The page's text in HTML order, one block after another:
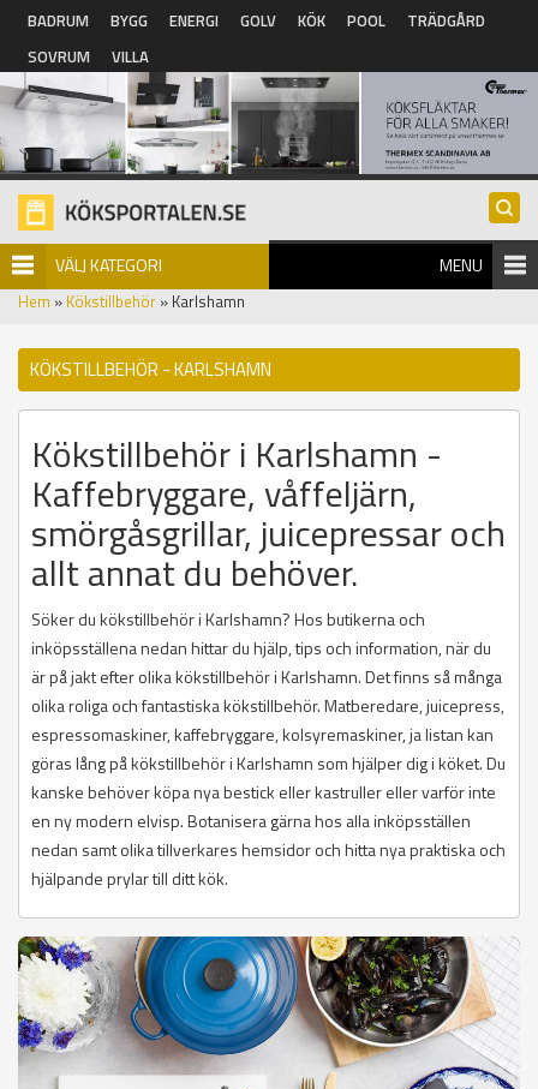
Hoppa till huvudinnehåll
BADRUM BYGG ENERGI GOLV KÖK POOL
TRÄDGÅRD
SOVRUM
VILLA
VÄLJ KATEGORI MENU
Hem » Kökstillbehör » Karlshamn
KÖKSTILLBEHÖR - KARLSHAMN
Kökstillbehör i Karlshamn -
Kaffebryggare, våffeljärn,
smörgåsgrillar, juicepressar och
allt annat du behöver.
Söker du kökstillbehör i Karlshamn? Hos butikerna och
inköpsställena nedan hittar du hjälp, tips och information, när du
är på jakt efter olika kökstillbehör i Karlshamn. Det finns så många
olika roliga och fantastiska kökstillbehör. Matberedare, juicepress,
espressomaskiner, kaffebryggare, kolsyremaskiner, ja listan kan
göras lång på kökstillbehör i Karlshamn som hjälper dig i köket. Du
kanske behöver köpa nya bestick eller kastruller eller varför inte
en ny modern elvisp. Botanisera gärna hos alla inköpsställen
nedan samt olika tillverkares hemsidor och hitta nya praktiska och
hjälpande prylar till ditt kök.